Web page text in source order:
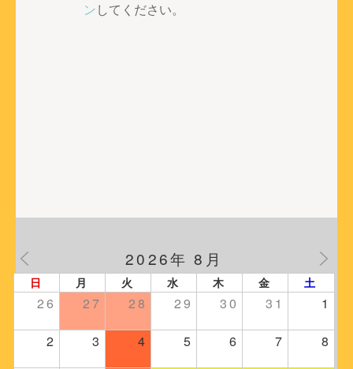
ンしてください。
2026年 8月
日 月 火 水 木 金 土
26 27 28 29 30 31 1
2 3 4 5 6 7 8